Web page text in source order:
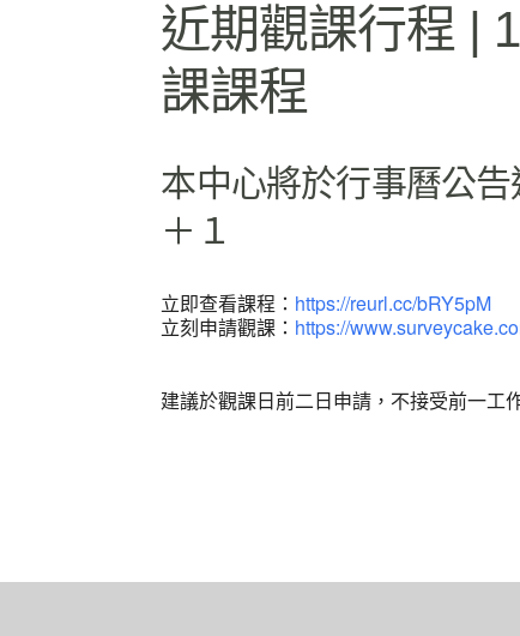
近期觀課行程 |
課課程
本中心將於行事曆公
＋１
立即查看課程： https://reurl.cc/bRY5pM
立刻申請觀課： https://
建議於觀課日前二日申請，不接受前一工